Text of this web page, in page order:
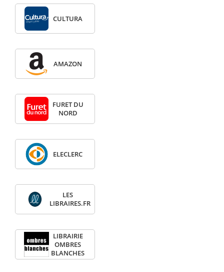
CULTURA
AMAZON
FURET DU
NORD
ELECLERC
LES
LIBRAIRES.FR
LIBRAIRIE
OMBRES
BLANCHES